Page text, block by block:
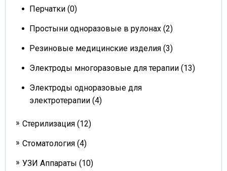
Перчатки (0)
Простыни одноразовые в рулонах (2)
Резиновые медицинские изделия (3)
Электроды многоразовые для терапии (13)
Электроды одноразовые для
электротерапии (4)
Стерилизация (12)
Стоматология (4)
УЗИ Аппараты (10)